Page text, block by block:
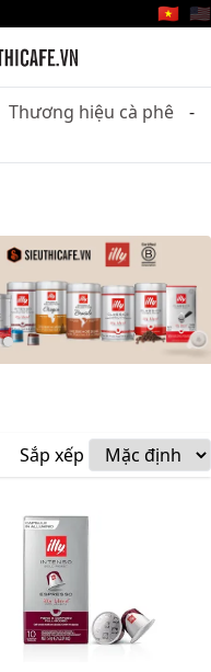
🇻🇳 🇺🇸
Thương hiệu cà phê
Sắp xếp